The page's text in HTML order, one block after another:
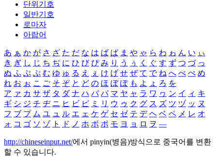
단위기호
일반기호
로마자
아랍어
あ ぁ か が さ ざ た だ な は ば ぱ ま や ゃ ら わ ゎ ん い ぃ
き ぎ し じ ち ぢ に ひ び ぴ み り う ぅ く ぐ す ず つ づ っ
ぬ ふ ぶ ぷ む ゆ ゅ る え ぇ け げ せ ぜ て で ね へ べ ぺ め
れ お ぉ こ ご そ ぞ と ど の ほ ぼ ぽ も よ ょ ろ を
ア ァ カ サ ザ タ ダ ナ ハ バ パ マ ヤ ャ ラ ワ ヮ ン イ ィ キ
ギ シ ジ チ ヂ ニ ヒ ビ ピ ミ リ ウ ゥ ク グ ス ズ ツ ヅ ッ ヌ
フ ブ プ ム ユ ュ ル エ ェ ケ ゲ セ ゼ テ デ ヘ ベ ペ メ レ オ
ォ コ ゴ ソ ゾ ト ド ノ ホ ボ ポ モ ヨ ョ ロ ヲ ―
http://chineseinput.net/에서 pinyin(병음)방식으로 중국어를 변환
할 수 있습니다.